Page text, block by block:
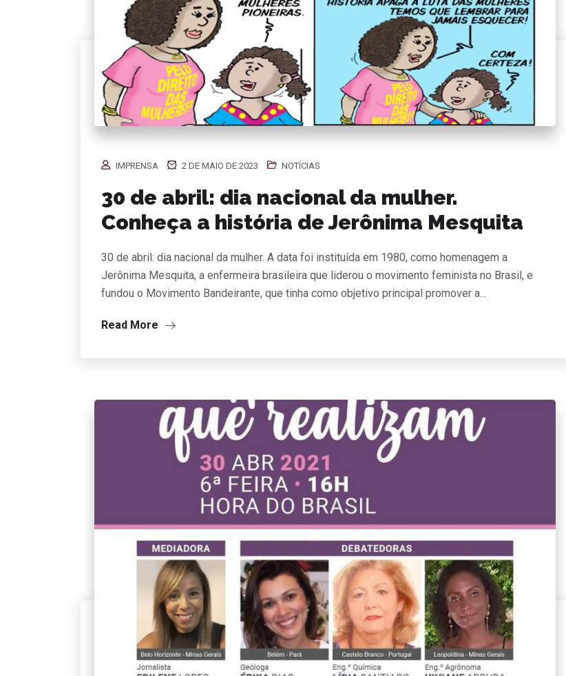
IMPRENSA 2 DE MAIO DE 2023 NOTÍCIAS
30 de abril: dia nacional da mulher.
Conheça a história de Jerônima Mesquita
30 de abril: dia nacional da mulher. A data foi instituída em 1980, como homenagem a
Jerônima Mesquita, a enfermeira brasileira que liderou o movimento feminista no Brasil, e
fundou o Movimento Bandeirante, que tinha como objetivo principal promover a…
Read More